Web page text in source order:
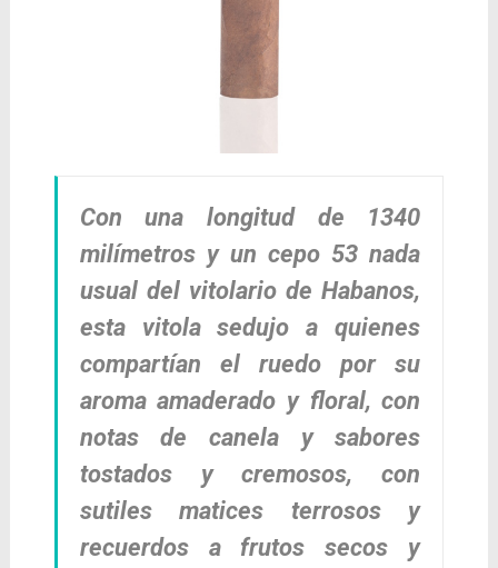
Con una longitud de 1340
milímetros y un cepo 53 nada
usual del vitolario de Habanos,
esta vitola sedujo a quienes
compartían el ruedo por su
aroma amaderado y floral, con
notas de canela y sabores
tostados y cremosos, con
sutiles matices terrosos y
recuerdos a frutos secos y